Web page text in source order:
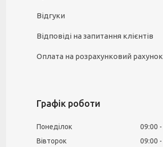
Відгуки
Відповіді на запитання клієнтів
Оплата на розрахунковий рахунок
Графік роботи
Понеділок 09:00
Вівторок
09:00